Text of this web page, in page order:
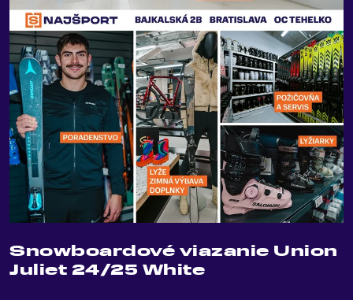
Snowboardové viazanie Union
Juliet 24/25 White